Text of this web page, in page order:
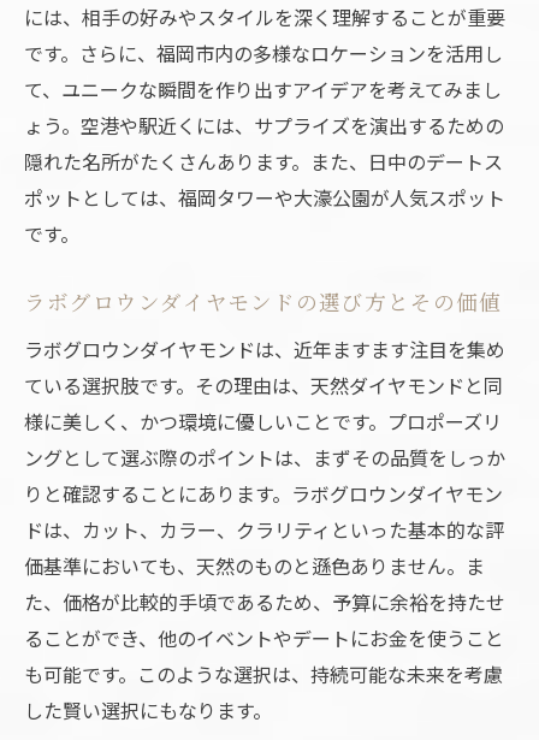
福岡市でのプロポーズを成功させるための
ヒント
サプライズ要素を加えた夜の演出
特別な夜を彩る福岡市の魅力
福岡市の美しい夜景とともに最適なプロポーズ
を考える
ズプラン
夜景をバックにした感動的な瞬間の演出
プロポーズに最適な福岡市の夜景の選び方
福岡市の夜景でのプロポーズを成功させる
ためのポイント
ロマンティックな夜景とダイヤモンドの輝
き
福岡市の夜景で心に残るプロポーズを実現
する
エコフレンドリーな選択福岡市でのラボグロウ
ンダイヤモンドの活用法
地球に優しいリング選びのために
には、相手の好みやスタイルを深く理解することが重要
です。さらに、福岡市内の多様なロケーションを活用し
て、ユニークな瞬間を作り出すアイデアを考えてみまし
ょう。空港や駅近くには、サプライズを演出するための
隠れた名所がたくさんあります。また、日中のデートス
ポットとしては、福岡タワーや大濠公園が人気スポット
です。
ラボグロウンダイヤモンドの選び方とその価値
ラボグロウンダイヤモンドは、近年ますます注目を集め
ている選択肢です。その理由は、天然ダイヤモンドと同
様に美しく、かつ環境に優しいことです。プロポーズリ
ングとして選ぶ際のポイントは、まずその品質をしっか
りと確認することにあります。ラボグロウンダイヤモン
ドは、カット、カラー、クラリティといった基本的な評
価基準においても、天然のものと遜色ありません。ま
た、価格が比較的手頃であるため、予算に余裕を持たせ
ることができ、他のイベントやデートにお金を使うこと
も可能です。このような選択は、持続可能な未来を考慮
した賢い選択にもなります。